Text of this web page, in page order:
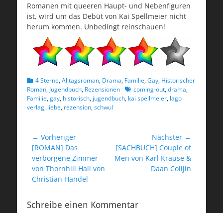
Romanen mit queeren Haupt- und Nebenfiguren
ist, wird um das Debüt von Kai Spellmeier nicht
herum kommen. Unbedingt reinschauen!
Kategorien
4 Sterne, Alltagsroman, Drama, Familie, Gay, Historischer
Roman, Jugendbuch, Rezensionen Schlagworte
coming-out, drama,
Familie, gay, historisch, jugendbuch, kai spellmeier, lago
verlag, liebe, rezension, schwul
Beitragsnavigation
← Vorheriger
Vorheriger
Beitrag:
[ROMAN] Das
verborgene Zimmer
von Thornhill Hall von
Christian Handel
Nächster →
Nächster
Beitrag:
[SACHBUCH] Couple of
Men von Karl Krause &
Daan Colijin
Schreibe einen Kommentar